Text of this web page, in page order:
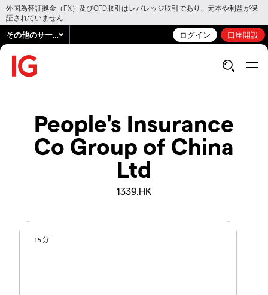
外国為替証拠金（FX）及びCFD取引はレバレッジ取引であり、元本や利益が保
証されていません
その他のサービス ログイン 口座開設
People's Insurance
Co Group of China
Ltd
1339.HK
15 分